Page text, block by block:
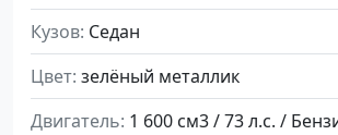
Кузов Седан
Цвет зелёный металлик
Двигатель 1 600 см3 / 73 л.с. /